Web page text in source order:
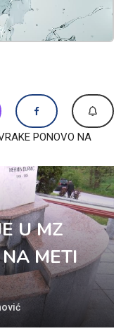
PONOVO NA
U MZ
METI